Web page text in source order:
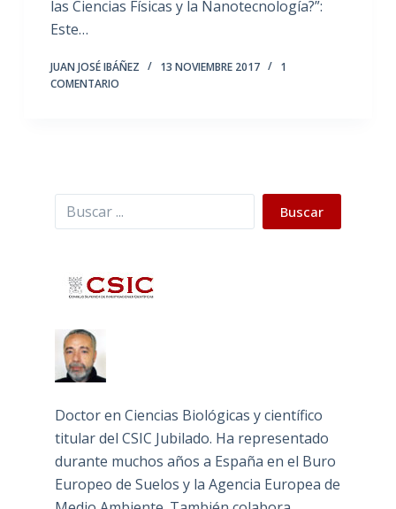
las Ciencias Físicas y la Nanotecnología?”:
Este…
JUAN JOSÉ IBÁÑEZ 13 NOVIEMBRE 2017
1
COMENTARIO
Buscar Buscar
Doctor en Ciencias Biológicas y científico
titular del CSIC Jubilado. Ha representado
durante muchos años a España en el Buro
Europeo de Suelos y la Agencia Europea de